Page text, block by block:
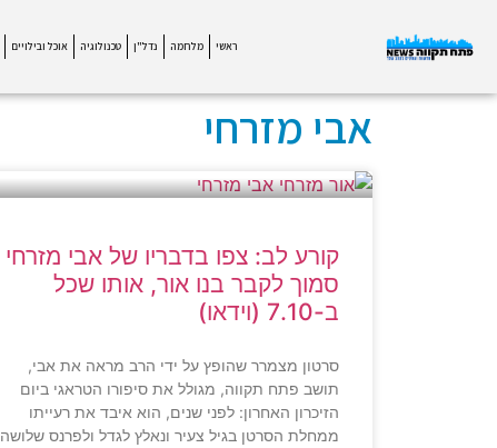
ראשי מלחמה נדל"ן טכנולוגיה אוכל ובילויים
אבי מזרחי
קורע לב: צפו בדבריו של אבי מזרחי
סמוך לקבר בנו אור, אותו שכל
ב-7.10 (וידאו)
סרטון מצמרר שהופץ על ידי הרב מראה את אבי,
תושב פתח תקווה, מגולל את סיפורו הטראגי ביום
הזיכרון האחרון: לפני שנים, הוא איבד את רעייתו
ממחלת הסרטן בגיל צעיר ונאלץ לגדל ולפרנס שלושה